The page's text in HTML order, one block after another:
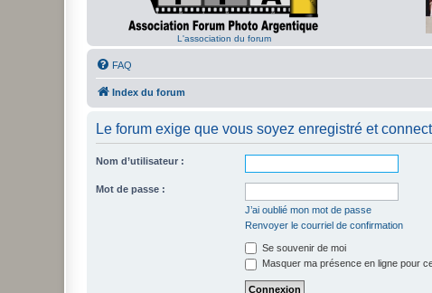
L'association du forum
FAQ
Index du forum
Le forum exige que vous soyez enregistré et
Nom d’utilisateur :
Mot de passe :
J’ai oublié mon mot de passe
Renvoyer le courriel de confirmation
Se souvenir de moi
Masquer ma présence en ligne pour